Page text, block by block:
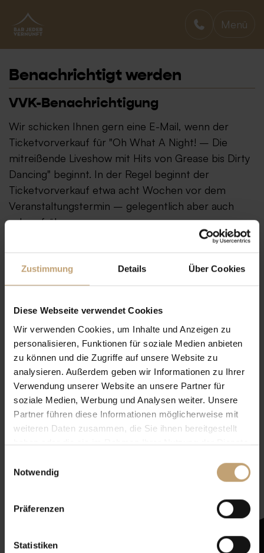
Zustimmung Details Über Cookies
Diese Webseite verwendet Cookies
Wir verwenden Cookies, um Inhalte und Anzeigen zu
personalisieren, Funktionen für soziale Medien anbieten
zu können und die Zugriffe auf unsere Website zu
analysieren. Außerdem geben wir Informationen zu Ihrer
Verwendung unserer Website an unsere Partner für
soziale Medien, Werbung und Analysen weiter. Unsere
Partner führen diese Informationen möglicherweise mit
weiteren Daten zusammen, die Sie ihnen bereitgestellt
haben oder die sie im Rahmen Ihrer Nutzung der Dienste
Notwendig
Präferenzen
Statistiken
BAR JEDER VERNUNFT
Menü
Benachrichtigt werden
VVK-Benachrichtigung
Wir schicken Ihnen gern eine E-Mail, wenn der
Ticketvorverkauf für "Oh What A Night! – Die
mitreißende Liveshow mit Hits von Grease bis Dirty
Dancing" beginnt. In der Regel beginnt der
Ticketvorverkauf etwa acht Wochen vor dem
Veranstaltungstermin – gelegentlich aber auch
schon früher.
Zeltenheitswert
Newsletter abonnieren